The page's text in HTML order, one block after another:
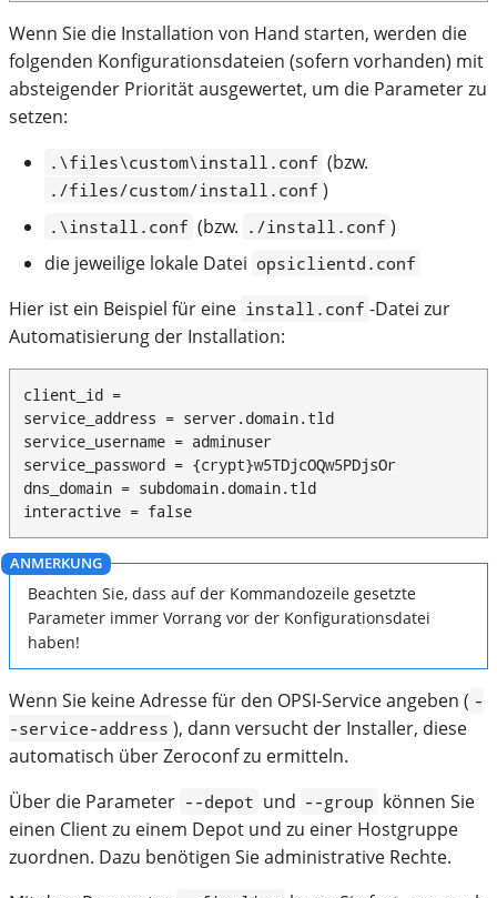
Wenn Sie die Installation von Hand starten, werden die
folgenden Konfigurationsdateien (sofern vorhanden) mit
absteigender Priorität ausgewertet, um die Parameter zu
setzen:
.\files\custom\install.conf (bzw.
./files/custom/install.conf )
.\install.conf (bzw. ./install.conf )
die jeweilige lokale Datei opsiclientd.conf
Hier ist ein Beispiel für eine install.conf -Datei zur
Automatisierung der Installation:
client_id =
service_address = server.domain.tld
service_username = adminuser
service_password = {crypt}w5TDjcOQw5PDjsOr
dns_domain = subdomain.domain.tld
interactive = false
Beachten Sie, dass auf der Kommandozeile gesetzte
Parameter immer Vorrang vor der Konfigurationsdatei
haben!
Wenn Sie keine Adresse für den OPSI-Service angeben ( -
-service-address ), dann versucht der Installer, diese
automatisch über Zeroconf zu ermitteln.
Über die Parameter --depot und --group können Sie
einen Client zu einem Depot und zu einer Hostgruppe
zuordnen. Dazu benötigen Sie administrative Rechte.